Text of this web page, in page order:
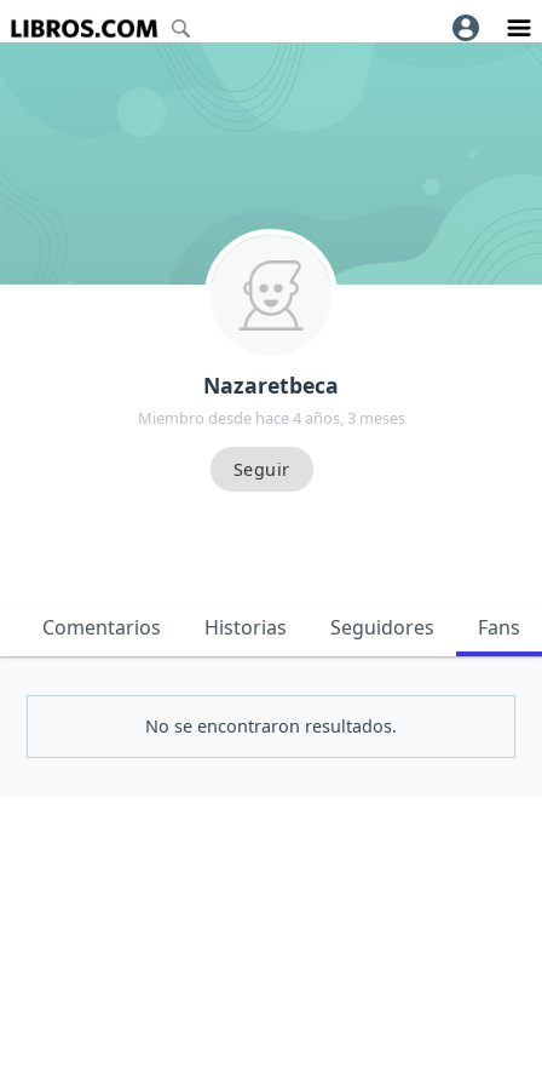
Nazaretbeca
Miembro desde hace 4 años, 3 meses
Comentarios Historias Seguidores Fans
No se encontraron resultados.